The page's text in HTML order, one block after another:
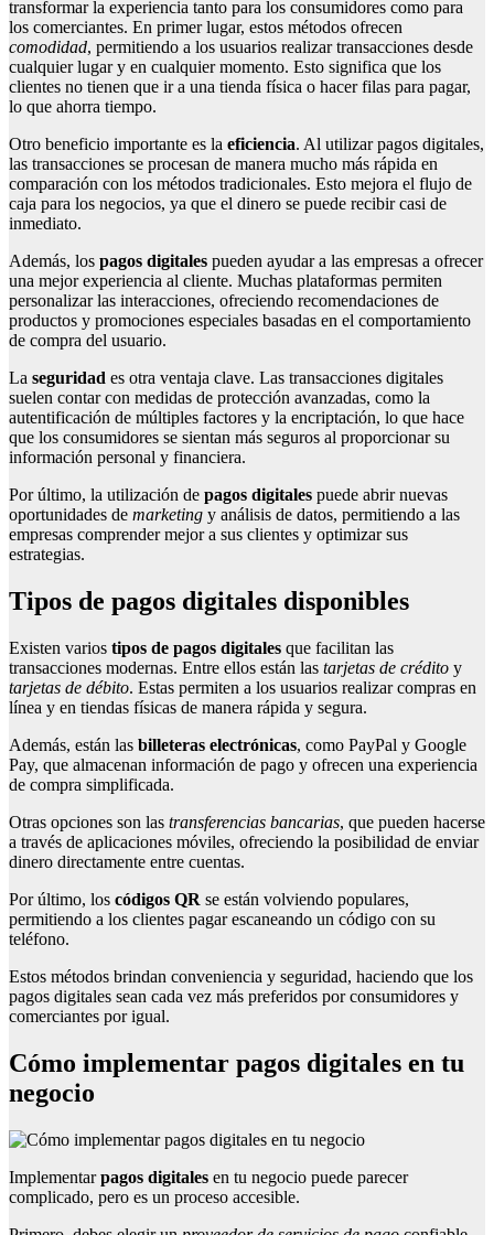
transformar la experiencia tanto para los consumidores como para
los comerciantes. En primer lugar, estos métodos ofrecen
comodidad, permitiendo a los usuarios realizar transacciones desde
cualquier lugar y en cualquier momento. Esto significa que los
clientes no tienen que ir a una tienda física o hacer filas para pagar,
lo que ahorra tiempo.
Otro beneficio importante es la eficiencia. Al utilizar pagos digitales,
las transacciones se procesan de manera mucho más rápida en
comparación con los métodos tradicionales. Esto mejora el flujo de
caja para los negocios, ya que el dinero se puede recibir casi de
inmediato.
Además, los pagos digitales pueden ayudar a las empresas a ofrecer
una mejor experiencia al cliente. Muchas plataformas permiten
personalizar las interacciones, ofreciendo recomendaciones de
productos y promociones especiales basadas en el comportamiento
de compra del usuario.
La seguridad es otra ventaja clave. Las transacciones digitales
suelen contar con medidas de protección avanzadas, como la
autentificación de múltiples factores y la encriptación, lo que hace
que los consumidores se sientan más seguros al proporcionar su
información personal y financiera.
Por último, la utilización de pagos digitales puede abrir nuevas
oportunidades de marketing y análisis de datos, permitiendo a las
empresas comprender mejor a sus clientes y optimizar sus
estrategias.
Tipos de pagos digitales disponibles
Existen varios tipos de pagos digitales que facilitan las
transacciones modernas. Entre ellos están las tarjetas de crédito y
tarjetas de débito. Estas permiten a los usuarios realizar compras en
línea y en tiendas físicas de manera rápida y segura.
Además, están las billeteras electrónicas, como PayPal y Google
Pay, que almacenan información de pago y ofrecen una experiencia
de compra simplificada.
Otras opciones son las transferencias bancarias, que pueden hacerse
a través de aplicaciones móviles, ofreciendo la posibilidad de enviar
dinero directamente entre cuentas.
Por último, los códigos QR se están volviendo populares,
permitiendo a los clientes pagar escaneando un código con su
teléfono.
Estos métodos brindan conveniencia y seguridad, haciendo que los
pagos digitales sean cada vez más preferidos por consumidores y
comerciantes por igual.
Cómo implementar pagos digitales en tu
negocio
Implementarpagos digitales en tu negocio puede parecer
complicado, pero es un proceso accesible.